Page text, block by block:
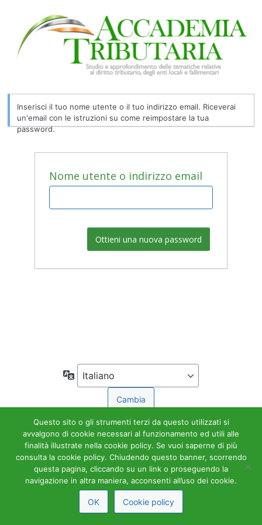
persa
Inserisci il tuo nome utente o il tuo indirizzo email. Riceverai
un'email con le istruzioni su come reimpostare la tua
password.
Nome utente o indirizzo email
Lingua
Questo sito o gli strumenti terzi da questo utilizzati si
avvalgono di cookie necessari al funzionamento ed utili alle
finalità illustrate nella cookie policy. Se vuoi saperne di più
consulta la cookie policy. Chiudendo questo banner, scorrendo
questa pagina, cliccando su un link o proseguendo la
navigazione in altra maniera, acconsenti all’uso dei cookie.
OK Cookie policy